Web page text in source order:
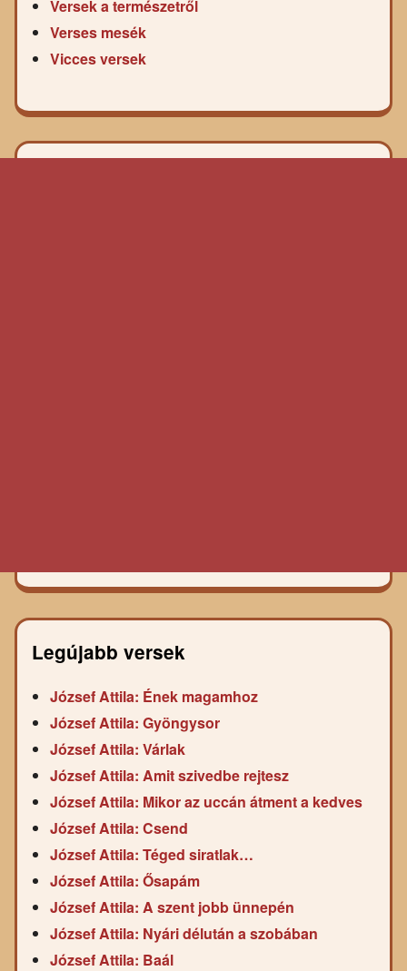
Versek a természetről
Verses mesék
Vicces versek
Legújabb versek
József Attila: Ének magamhoz
József Attila: Gyöngysor
József Attila: Várlak
József Attila: Amit szivedbe rejtesz
József Attila: Mikor az uccán átment a kedves
József Attila: Csend
József Attila: Téged siratlak…
József Attila: Ősapám
József Attila: A szent jobb ünnepén
József Attila: Nyári délután a szobában
József Attila: Baál